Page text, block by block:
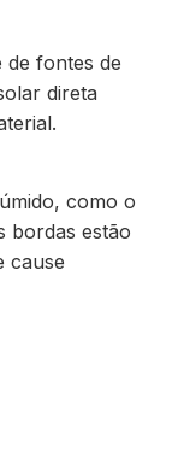
de fontes de
direta
como o
bordas estão
cause